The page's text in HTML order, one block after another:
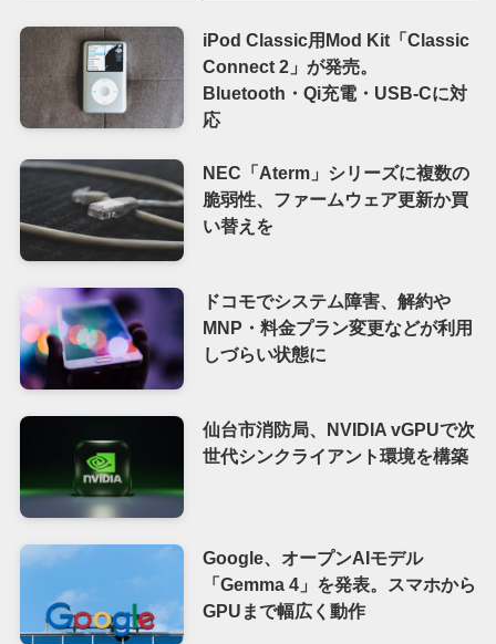
iPod Classic用Mod Kit「Classic
Connect 2」が発売。
Bluetooth・Qi充電・USB-Cに対
応
NEC「Aterm」シリーズに複数の
脆弱性、ファームウェア更新か買
い替えを
ドコモでシステム障害、解約や
MNP・料金プラン変更などが利用
しづらい状態に
仙台市消防局、NVIDIA vGPUで次
世代シンクライアント環境を構築
Google、オープンAIモデル
「Gemma 4」を発表。スマホから
GPUまで幅広く動作